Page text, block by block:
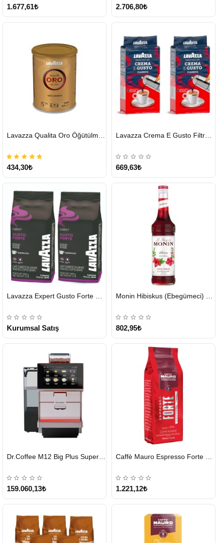
1.677,61₺ 2.706,80₺
GÖNDERİ
434,30₺
GÖNDERİ
Lavazza Crema E Gusto Filtre Kahve 250 G X 2
669,63₺
GÖNDERİ
Kurumsal Satış
GÖNDERİ
802,95₺
GÖNDERİ
159.060,13₺
GÖNDERİ
1.221,12₺